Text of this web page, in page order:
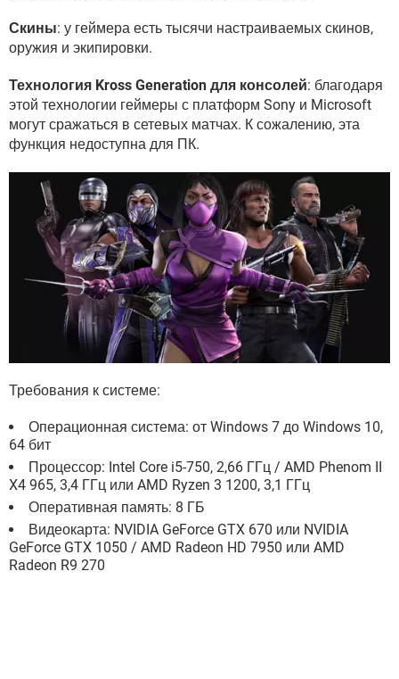
Скины: у геймера есть тысячи настраиваемых скинов,
оружия и экипировки.
Технология Kross Generation для консолей: благодаря
этой технологии геймеры с платформ Sony и Microsoft
могут сражаться в сетевых матчах. К сожалению, эта
функция недоступна для ПК.
Требования к системе:
Операционная система: от Windows 7 до Windows 10,
64 бит
Процессор: Intel Core i5-750, 2,66 ГГц / AMD Phenom II
X4 965, 3,4 ГГц или AMD Ryzen 3 1200, 3,1 ГГц
Оперативная память: 8 ГБ
Видеокарта: NVIDIA GeForce GTX 670 или NVIDIA
GeForce GTX 1050 / AMD Radeon HD 7950 или AMD
Radeon R9 270